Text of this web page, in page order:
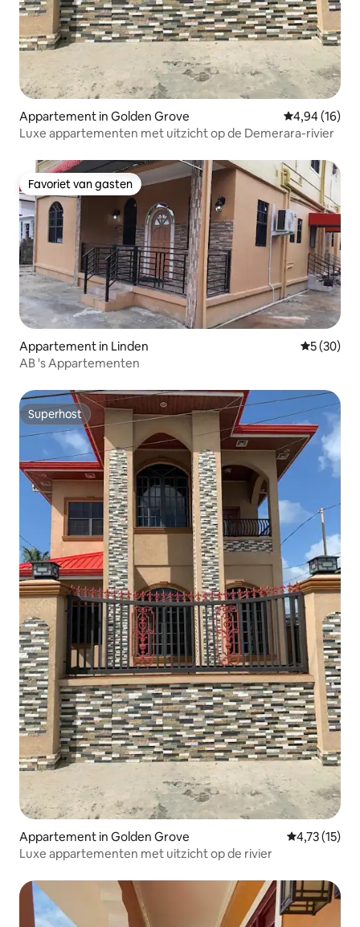
Appartement in Golden Grove Gemiddelde
4,94 (16)
Luxe appartementen met uitzicht op de Demerara-rivier
Favoriet van gasten
Favoriet van gasten
Appartement in Linden
5 (30)
AB 's Appartementen
Superhost
Superhost
Appartement in Golden Grove Gemiddelde
4,73 (15)
Luxe appartementen met uitzicht op de rivier